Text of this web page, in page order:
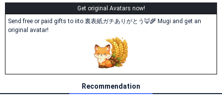
Get original Avatars now!
Send free or paid gifts to iito 裏表紙ガチありがとう🦊🌾 Mugi and get an
original avatar!
Recommendation